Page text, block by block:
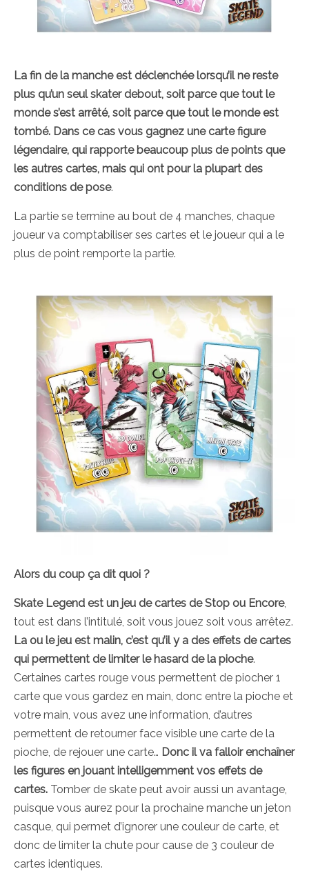
La fin de la manche est déclenchée lorsqu’il ne reste
plus qu’un seul skater debout, soit parce que tout le
monde s’est arrêté, soit parce que tout le monde est
tombé. Dans ce cas vous gagnez une carte figure
légendaire, qui rapporte beaucoup plus de points que
les autres cartes, mais qui ont pour la plupart des
conditions de pose.
La partie se termine au bout de 4 manches, chaque
joueur va comptabiliser ses cartes et le joueur qui a le
plus de point remporte la partie.
Alors du coup ça dit quoi ?
Skate Legend est un jeu de cartes de Stop ou Encore,
tout est dans l’intitulé, soit vous jouez soit vous arrêtez.
La ou le jeu est malin, c’est qu’il y a des effets de cartes
qui permettent de limiter le hasard de la pioche.
Certaines cartes rouge vous permettent de piocher 1
carte que vous gardez en main, donc entre la pioche et
votre main, vous avez une information, d’autres
permettent de retourner face visible une carte de la
pioche, de rejouer une carte… Donc il va falloir enchaîner
les figures en jouant intelligemment vos effets de
cartes. Tomber de skate peut avoir aussi un avantage,
puisque vous aurez pour la prochaine manche un jeton
casque, qui permet d’ignorer une couleur de carte, et
donc de limiter la chute pour cause de 3 couleur de
cartes identiques.